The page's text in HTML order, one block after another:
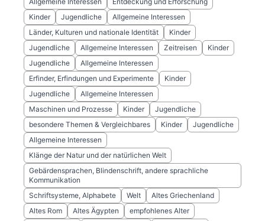
Kinder
Jugendliche
Allgemeine Interessen
Länder, Kulturen und nationale Identität
Kinder
Jugendliche
Allgemeine Interessen Zeitreisen
Kinder
Jugendliche
Allgemeine Interessen
Erfinder, Erfindungen und Experimente
Kinder
Jugendliche
Allgemeine Interessen
Maschinen und Prozesse
Kinder
Jugendliche
besondere Themen & Vergleichbares
Kinder
Jugendliche
Allgemeine Interessen
Klänge der Natur und der natürlichen Welt
Gebärdensprachen, Blindenschrift, andere sprachliche
Kommunikation
Schriftsysteme, Alphabete
Welt
Altes Griechenland
Altes Rom
Altes Ägypten
empfohlenes Alter